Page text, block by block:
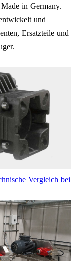
in Germany.
und
Ersatzteile und
Vergleich bei